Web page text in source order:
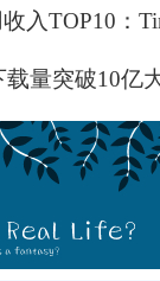
入TOP10：
载量突破10亿